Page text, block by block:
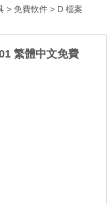
>免費軟件 > D 檔案
繁體中文免費